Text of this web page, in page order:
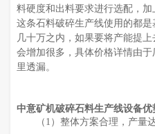
料硬度和出料要求进行选配，
这条石料破碎生产线使用的都
几十万之内，如果要将产能提
会增加很多，具体价格详情由
里透漏。
中意矿机破碎石料生产线设备优
（1）整体方案合理，产量